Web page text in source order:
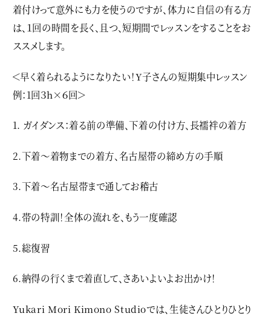
着付けって意外にも力を使うのですが、体力に自信の有る方
は、１回の時間を長く、且つ、短期間でレッスンをすることをお
ススメします。
＜早く着られるようになりたい！Y子さんの短期集中レッスン
例：1回３h×６回＞
1. ガイダンス：着る前の準備、下着の付け方、長襦袢の着方
2.下着〜着物までの着方、名古屋帯の締め方の手順
3.下着〜名古屋帯まで通してお稽古
4.帯の特訓！全体の流れを、もう一度確認
5.総復習
6.納得の行くまで着直して、さあいよいよお出かけ！
Yukari Mori Kimono Studioでは、生徒さんひとりひとり